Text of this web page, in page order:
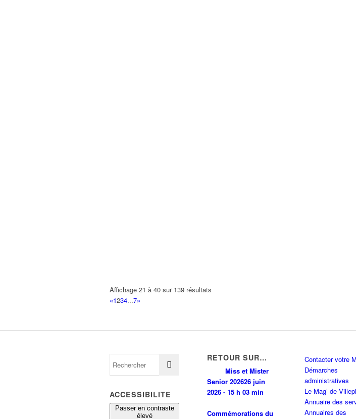
Affichage 21 à 40 sur 139 résultats
«1234...7»
ACCESSIBILITÉ
Passer en contraste
élevé
RETOUR SUR…
Miss et Mister
Senior 202626 juin
2026 - 15 h 03 min
Commémorations du
Contacter votre
Démarches
administratives
Le Mag’ de
Annuaire des
Annuaires des